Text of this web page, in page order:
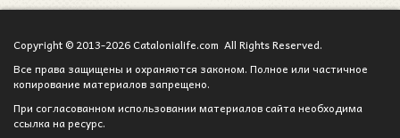
Copyright © 2013-2026 Catalonialife.com All Rights Reserved.
Все права защищены и охраняются законом. Полное или частичное
копирование материалов запрещено.
При согласованном использовании материалов сайта необходима
ссылка на ресурс.